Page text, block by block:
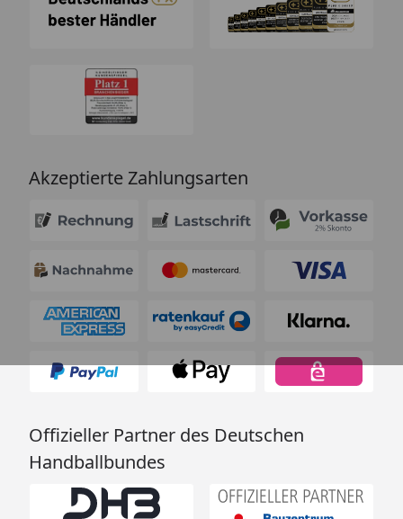
Akzeptierte Zahlungsarten
Offizieller Partner des Deutschen
Handballbundes